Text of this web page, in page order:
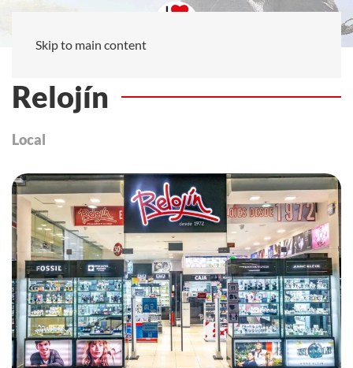
Skip to main content
Relojín
Local